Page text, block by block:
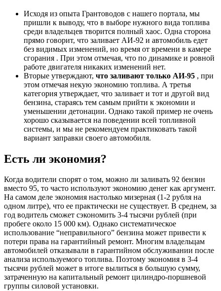
Исходя из опыта Грантоводов с нашего портала, мы
пришли к выводу, что в выборе нужного вида топлива
среди владельцев творится полный хаос. Одна сторона
прямо говорит, что заливает АИ-92 и автомобиль едет
без видимых изменений, но время от времени в камере
сгорания . При этом отмечая, что по динамике и ровной
работе двигателя никаких изменений нет.
Вторые утверждают, что заливают только АИ-95 , при
этом отмечая некую экономию топлива. А третья
категория утверждает, что заливает и тот и другой вид
бензина, стараясь тем самым прийти к экономии и
уменьшении детонации. Однако такой пример не очень
хорошо сказывается на поведении всей топливной
системы, и мы не рекомендуем практиковать такой
вариант заправки своего автомобиля.
Есть ли экономия?
Когда водители спорят о том, можно ли заливать 92 бензин
вместо 95, то часто используют экономию денег как аргумент.
На самом деле экономия настолько мизерная (1-2 рубля на
одном литре), что ее практически не существует. В среднем, за
год водитель сможет сэкономить 3-4 тысячи рублей (при
пробеге около 15 000 км). Однако систематическое
использование “неправильного” бензина может привести к
потери права на гарантийный ремонт. Многим владельцам
автомобилей отказывали в гарантийном обслуживании после
анализа используемого топлива. Поэтому экономия в 3-4
тысячи рублей может в итоге вылиться в большую сумму,
затраченную на капитальный ремонт цилиндро-поршневой
группы силовой установки.